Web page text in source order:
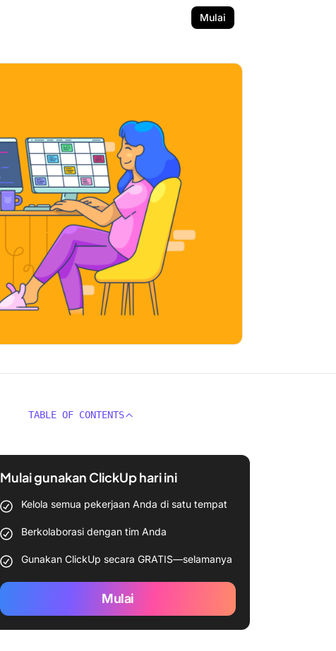
Mulai
TABLE OF CONTENTS
Mulai gunakan ClickUp hari ini
Kelola semua pekerjaan Anda di satu tempat
Berkolaborasi dengan tim Anda
Gunakan ClickUp secara GRATIS—selamanya
Mulai